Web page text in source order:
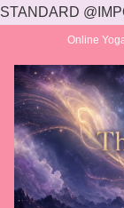
STANDARD
Online